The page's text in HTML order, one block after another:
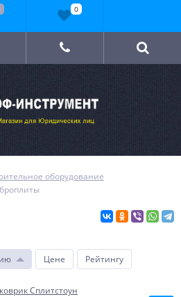
оборудование
Цене Рейтингу
Сплитстоун
0